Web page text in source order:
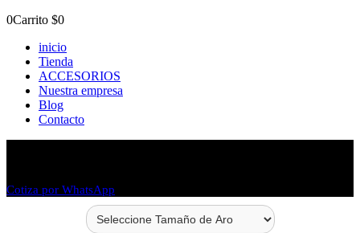
0Carrito $0
inicio
Tienda
ACCESORIOS
Nuestra empresa
Blog
Contacto
Cotiza por WhatsApp